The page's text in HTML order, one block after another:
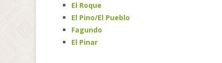
El Roque
El Pino/El Pueblo
Fagundo
El Pinar